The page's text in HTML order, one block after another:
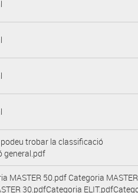
trobar la classificació
general.pdf
MASTER 50.pdf Categoria MASTER
30.pdfCategoria